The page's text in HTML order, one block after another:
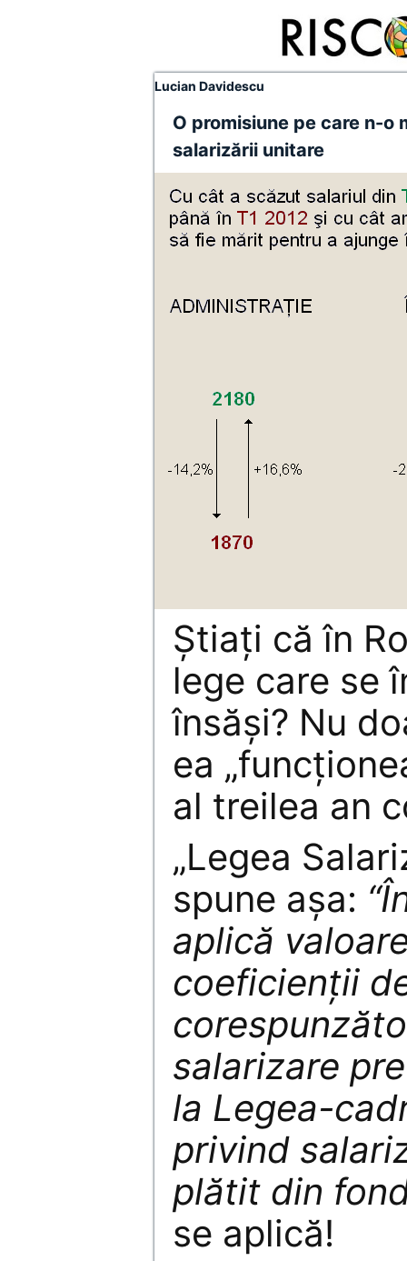
Lucian Davidescu
O promisiune pe care n-o
salarizării unitare
Ştiaţi că în
lege care se
însăşi? Nu
ea
al treilea an
„Legea
spune aşa:
aplică
coeficienţii
salarizare
la Legea-
privind
plătit din
se aplică!